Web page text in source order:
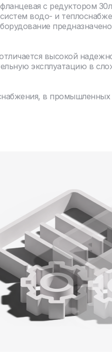
с редуктором
водо- и
высокой
эксплуатацию в
в